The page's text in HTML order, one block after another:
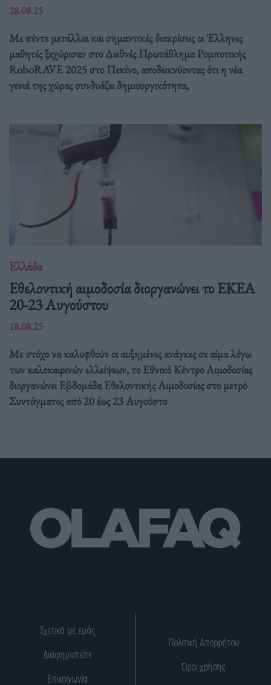
28.08.25
Με πέντε μετάλλια και σημαντικές διακρίσεις οι Έλληνες
μαθητές ξεχώρισαν στο Διεθνές Πρωτάθλημα Ρομποτικής
RoboRAVE 2025 στο Πεκίνο, αποδεικνύοντας ότι η νέα
γενιά της χώρας συνδυάζει δημιουργικότητα,
Ελλάδα
Eθελοντική αιμοδοσία διοργανώνει το ΕΚΕΑ
20-23 Αυγούστου
18.08.25
Με στόχο να καλυφθούν οι αυξημένες ανάγκες σε αίμα λόγω
των καλοκαιρινών ελλείψεων, το Εθνικό Κέντρο Αιμοδοσίας
διοργανώνει Εβδομάδα Εθελοντικής Αιμοδοσίας στο μετρό
Συντάγματος από 20 έως 23 Αυγούστο
Σχετικά με εμάς
Διαφημιστείτε
Επικοινωνία
Πολιτική Απορρήτου
Όροι χρήσης